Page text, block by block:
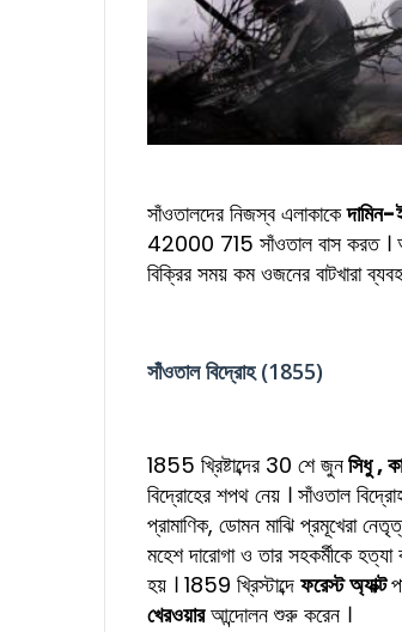
সাঁওতালদের নিজস্ব এলাকাকে
42000 715 সাঁওতাল বাস করত ।
বিক্রির সময় কম ওজনের বাটখারা
সাঁওতাল বিদ্রোহ (1855)
1855 খ্রিষ্টাব্দের 30 শে জুনসিধু ,
বিদ্রোহের শপথ নেয় । সাঁওতাল
প্রামাণিক, ডোমন মাঝি প্রমূখেরা
মহেশ দারোগা ও তার সহকর্মীকে হত্যা
হয় । 1859 খ্রিস্টাব্দে ফরেস্ট অ্যাক্ট
খেরওয়ারআন্দোলন শুরু করেন ।